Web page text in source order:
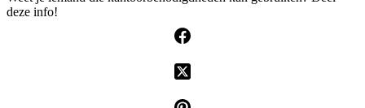
deze info!